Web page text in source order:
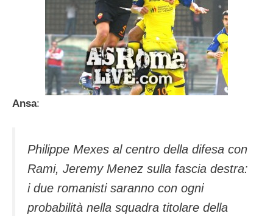
Ansa:
Philippe Mexes al centro della difesa con
Rami, Jeremy Menez sulla fascia destra:
i due romanisti saranno con ogni
probabilità nella squadra titolare della